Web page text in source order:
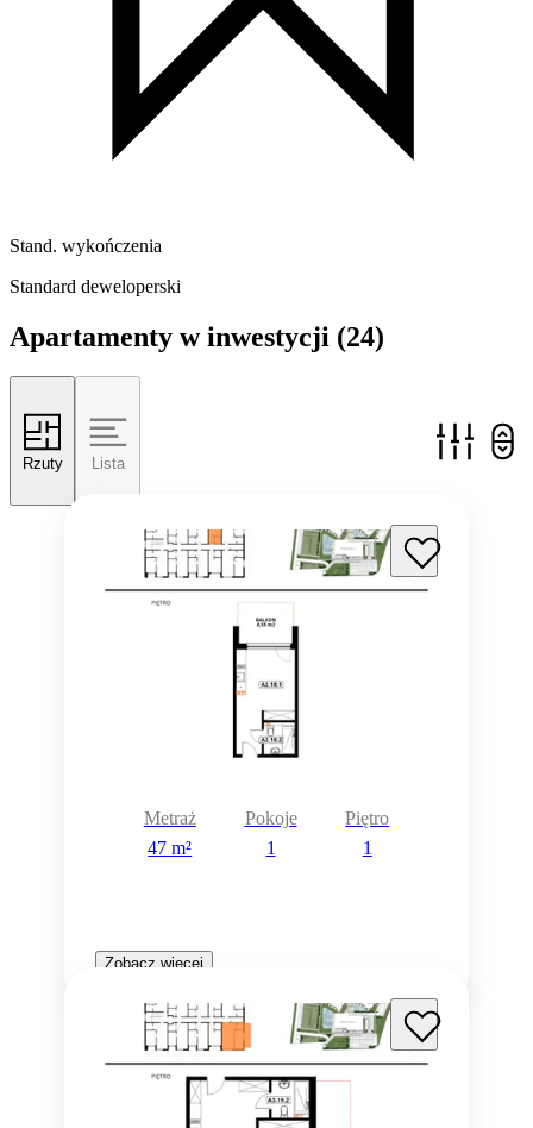
Stand. wykończenia
Standard deweloperski
Apartamenty w inwestycji (24)
Rzuty Lista
Metraż
47 m²
Pokoje
1
Piętro
1
Zobacz więcej